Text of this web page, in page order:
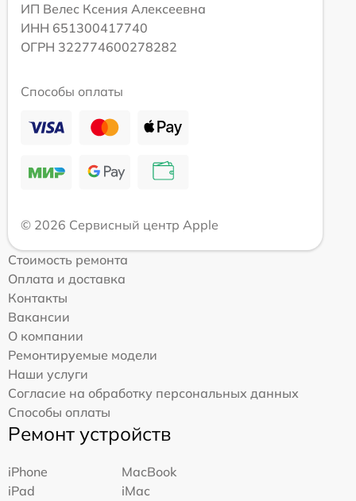
ИП Велес Ксения Алексеевна
ИНН 651300417740
ОГРН 322774600278282
Способы оплаты
© 2026 Сервисный центр Apple
Стоимость ремонта
Оплата и доставка
Контакты
Вакансии
О компании
Ремонтируемые модели
Наши услуги
Согласие на обработку персональных данных
Способы оплаты
Ремонт устройств
iPhone
MacBook
iPad
iMac